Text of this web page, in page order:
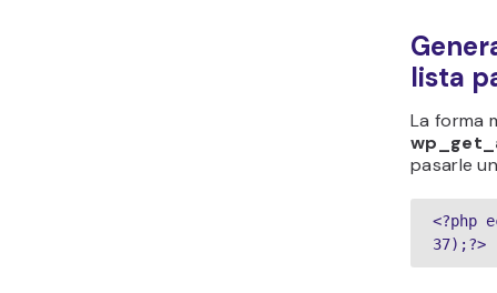
lista
La forma
pasarle
<?php
37);?>